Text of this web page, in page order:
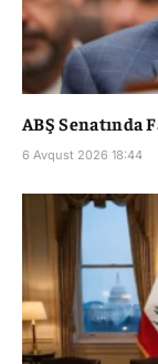
ABŞ Senatında
6 Avqust 2026 18:44